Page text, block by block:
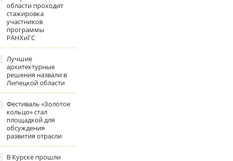
области проходит
стажировка
участников
программы
РАНХиГС
Лучшие
архитектурные
решения назвали в
Липецкой области
Фестиваль «Золотое
кольцо» стал
площадкой для
обсуждения
развития отрасли
В Курске прошли